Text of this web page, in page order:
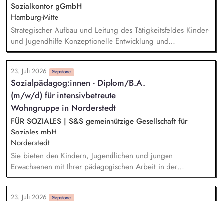
Sozialkontor gGmbH
Hamburg-Mitte
Strategischer Aufbau und Leitung des Tätigkeitsfeldes Kinder-
und Jugendhilfe Konzeptionelle Entwicklung und
Weiterentwicklung der Angebote Fachliche Steuerung und
Qualitätssicherung Führung und Entwicklung von
pädagogischen Teams Verantwortung für Budget,
Personalplanung und wirtschaftliche Steuerung
Zusammenarbeit mit Jugendämtern, Kostenträgern und
Netzwerkpartnern Repräsentation des Fachgebietes nach
innen und außen
23. Juli 2026 Stepstone
Sozialpädagog:innen - Diplom/B.A.
(m/w/d) für intensivbetreute
Wohngruppe in Norderstedt
FÜR SOZIALES | S&S gemeinnützige Gesellschaft für
Soziales mbH
Norderstedt
Sie bieten den Kindern, Jugendlichen und jungen
Erwachsenen mit Ihrer pädagogischen Arbeit in der
Wohngruppe ein sicheres Zuhause. Einzel- und
Gruppenaktivitäten aber auch Ausflüge werden von Ihnen
23. Juli 2026 Stepstone